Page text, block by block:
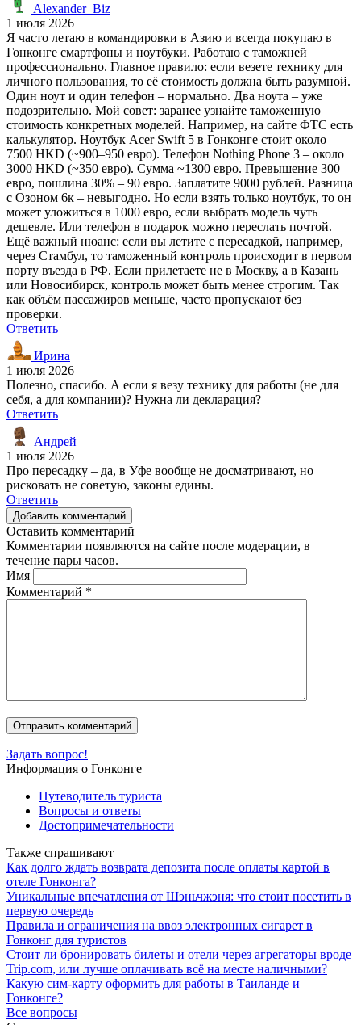
Alexander_Biz
1 июля 2026
Я часто летаю в командировки в Азию и всегда покупаю в
Гонконге смартфоны и ноутбуки. Работаю с таможней
профессионально. Главное правило: если везете технику для
личного пользования, то её стоимость должна быть разумной.
Один ноут и один телефон – нормально. Два ноута – уже
подозрительно. Мой совет: заранее узнайте таможенную
стоимость конкретных моделей. Например, на сайте ФТС есть
калькулятор. Ноутбук Acer Swift 5 в Гонконге стоит около
7500 HKD (~900–950 евро). Телефон Nothing Phone 3 – около
3000 HKD (~350 евро). Сумма ~1300 евро. Превышение 300
евро, пошлина 30% – 90 евро. Заплатите 9000 рублей. Разница
с Озоном 6к – невыгодно. Но если взять только ноутбук, то он
может уложиться в 1000 евро, если выбрать модель чуть
дешевле. Или телефон в подарок можно переслать почтой.
Ещё важный нюанс: если вы летите с пересадкой, например,
через Стамбул, то таможенный контроль происходит в первом
порту въезда в РФ. Если прилетаете не в Москву, а в Казань
или Новосибирск, контроль может быть менее строгим. Так
как объём пассажиров меньше, часто пропускают без
проверки.
Ответить
Ирина
1 июля 2026
Полезно, спасибо. А если я везу технику для работы (не для
себя, а для компании)? Нужна ли декларация?
Ответить
Андрей
1 июля 2026
Про пересадку – да, в Уфе вообще не досматривают, но
рисковать не советую, законы едины.
Ответить
Добавить комментарий
Оставить комментарий
Комментарии появляются на сайте после модерации, в
течение пары часов.
Имя
Комментарий *
Задать вопрос!
Информация о Гонконге
Путеводитель туриста
Вопросы и ответы
Достопримечательности
Также спрашивают
Как долго ждать возврата депозита после оплаты картой в
отеле Гонконга?
Уникальные впечатления от Шэньчжэня: что стоит посетить в
первую очередь
Правила и ограничения на ввоз электронных сигарет в
Гонконг для туристов
Стоит ли бронировать билеты и отели через агрегаторы вроде
Trip.com, или лучше оплачивать всё на месте наличными?
Какую сим-карту оформить для работы в Таиланде и
Гонконге?
Все вопросы